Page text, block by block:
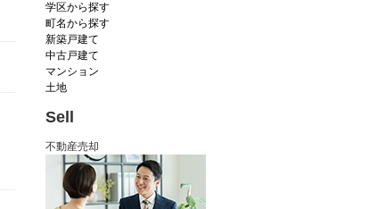
学区から探す
町名から探す
新築戸建て
中古戸建て
マンション
土地
Sell
不動産売却